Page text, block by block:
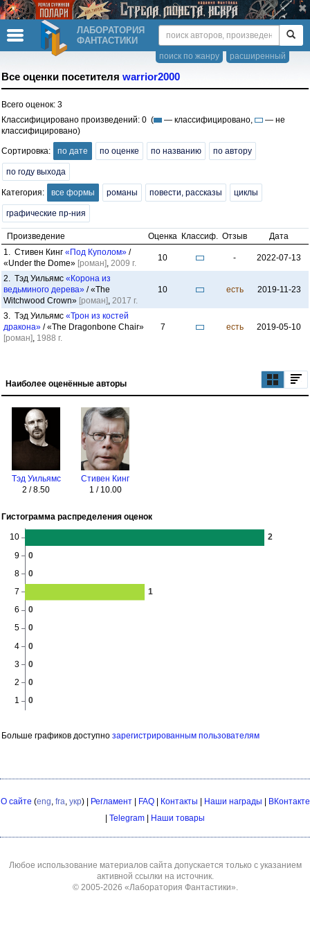
ЛАБОРАТОРИЯ
ФАНТАСТИКИ
расширенный
поиск по жанру
Все оценки посетителя warrior2000
Всего оценок: 3
Классифицировано произведений: 0 (
— классифицировано,
— не
классифицировано)
Сортировка: по дате по оценке по названию по автору
по году выхода
Категория: все формы романы повести, рассказы циклы
графические пр-ния
Произведение Оценка Классиф. Отзыв
Дата
1. Стивен Кинг «Под Куполом» /
«Under the Dome» [роман], 2009 г.
10 - 2022-07-13
2. Тэд Уильямс «Корона из
ведьминого дерева» / «The
Witchwood Crown» [роман], 2017 г.
10 есть 2019-11-23
3. Тэд Уильямс «Трон из костей
дракона» / «The Dragonbone Chair»
[роман], 1988 г.
7 есть 2019-05-10
Наиболее оценённые авторы
Тэд Уильямс
2 / 8.50
Стивен Кинг
1 / 10.00
Гистограмма распределения оценок
Больше графиков доступно зарегистрированным пользователям
О сайте (eng, fra, укр) | Регламент| FAQ| Контакты Наши награды
ВКонтакте
Telegram Наши товары
Любое использование материалов сайта допускается только с указанием
активной ссылки на источник.
© 2005-2026 «Лаборатория Фантастики».